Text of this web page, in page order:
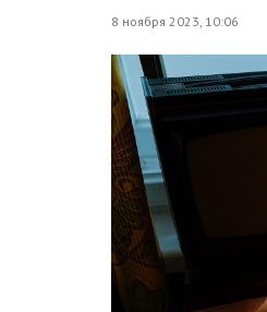
8 ноября 2023, 10:06